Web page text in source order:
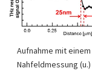
Aufnahme mit
Nahfeldmessung